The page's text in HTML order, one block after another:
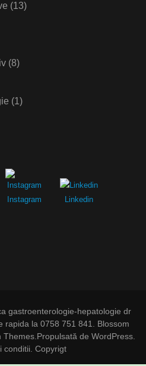
(13)
(8)
(1)
Instagram Linkedin
gastroenterologie-hepatologie dr
rapida la 0758 751 841
Blossom
Themes.Propulsată de WordPress.
conditii. Copyrigt